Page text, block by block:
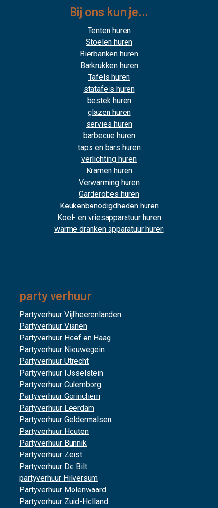
Bij ons kun je...
Tenten huren
Stoelen huren
Bierbanken huren
Barkrukken huren
Tafels huren
statafels huren
bestek huren
glazen huren
servies huren
barbecue huren
taps en bars huren
verlichting huren
Kramen huren
Verwarming huren
Garderobes huren
Keukenbenodigdheden huren
Koel- en vriesapparatuur huren
warme dranken apparatuur huren
party verhuur
Partyverhuur Vijfheerenlanden
Partyverhuur Vianen
Partyverhuur Hoef en Haag
Partyverhuur Nieuwegein
Partyverhuur Utrecht
Partyverhuur IJsselstein
Partyverhuur Culemborg
Partyverhuur Gorinchem
Partyverhuur Leerdam
Partyverhuur Geldermalsen
Partyverhuur Houten
Partyverhuur Bunnik
Partyverhuur Zeist
Partyverhuur De Bilt
partyverhuur Hilversum
Partyverhuur Molenwaard
Partyverhuur Zuid-Holland